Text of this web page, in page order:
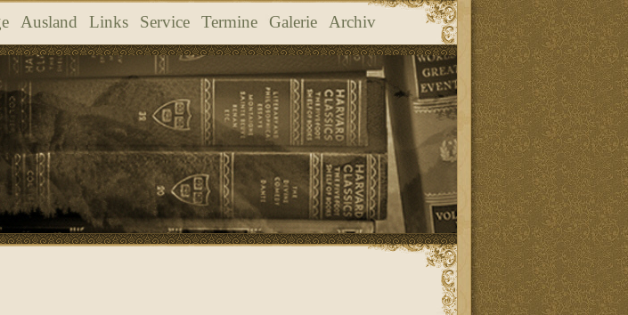
Ausland Links Service Termine Galerie Archiv